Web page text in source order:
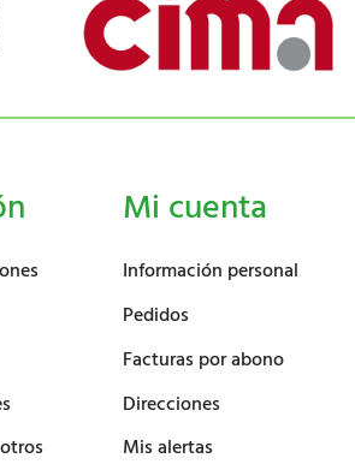
Mi cuenta
Información personal
Pedidos
Facturas por abono
Direcciones
Mis alertas